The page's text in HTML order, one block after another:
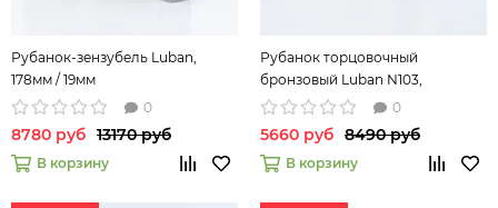
Рубанок-зензубель Luban,
178мм / 19мм
0
8780 руб 13170 руб
В корзину
Рубанок торцовочный
бронзовый Luban N103,
12град/T10
0
5660 руб 8490 руб
В корзину